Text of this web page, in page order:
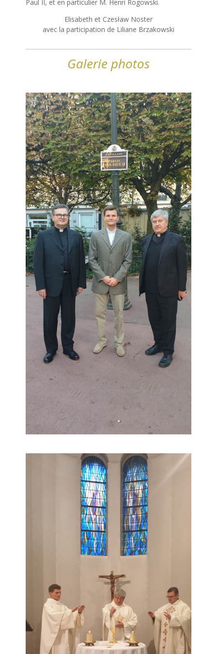
Paul II, et en particulier M. Henri Rogowski.
Elisabeth et Czesław Noster
avec la participation de Liliane Brzakowski
Galerie photos